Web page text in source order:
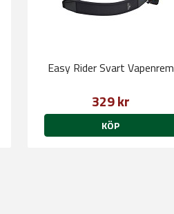
Easy Rider Svart Vapenrem
329 kr
KÖP